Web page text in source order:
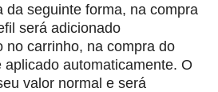
da seguinte forma, na compra
será adicionado
no carrinho, na compra do
automaticamente. O
valor normal e será